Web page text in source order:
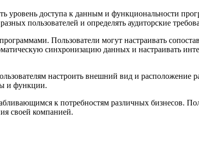
уровень доступа к данным и функциональности
пользователей и определять аудиторские
Пользователи могут настраивать
синхронизацию данных и настраивать
настроить внешний вид и расположение
и функции.
к потребностям различных бизнесов.
своей компанией.